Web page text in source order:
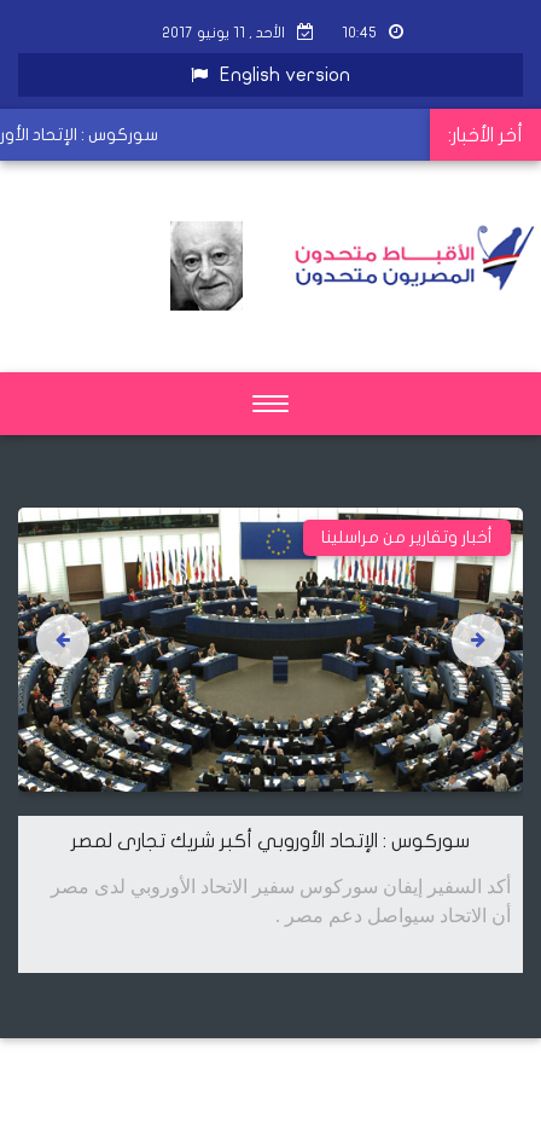
١٠:٤٥ الأحد , ١١ يونيو ٢٠١٧
English version
أخر الأخبار: سوركوس : الإتحاد
Toggle
أخبار وتقارير من مراسلينا
سوركوس : الإتحاد الأوروبي أكبر شريك تجارى لمصر
أكد السفير إيفان سوركوس سفير الاتحاد الأوروبي لدى مصر
أن الاتحاد سيواصل دعم مصر .